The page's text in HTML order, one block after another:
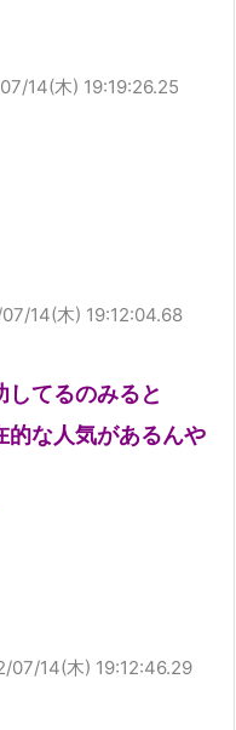
14(木) 19:19:26.25
14(木) 19:12:04.68
してるのみると
的な人気があるんや
07/14(木) 19:12:46.29